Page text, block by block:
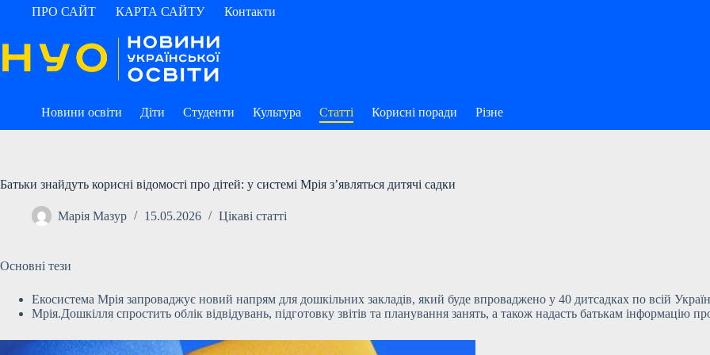
ПерейтиПРО САЙТ КАРТА САЙТУ Контакти
Новини освіти Діти Студенти Культура Статті Корисні поради Різне
Батьки знайдуть корисні відомості про дітей: у системі Мрія з’являться дитячі садки
Марія Мазур 15.05.2026 Цікаві статті
Основні тези
Екосистема Мрія запроваджує новий напрям для дошкільних закладів, який буде впроваджено у 40 дитсадках по всій
Мрія.Дошкілля спростить облік відвідувань, підготовку звітів та планування занять, а також надасть батькам інформацію